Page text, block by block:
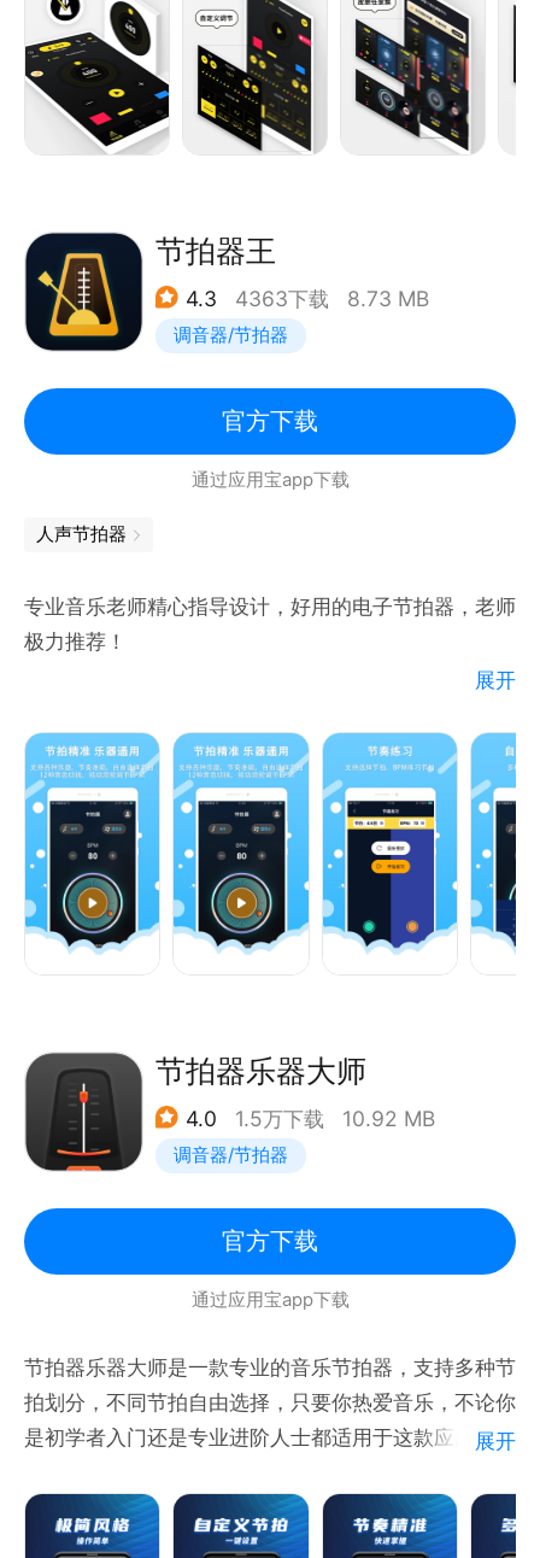
*支持多种不同的音色
*支持不同节奏可供选择
*支持录音保存节拍
*不同的速度和节奏供您选择
节拍器王
4.3 4363下载 8.73 MB
调音器/节拍器
官方下载
通过应用宝app下载
人声节拍器
专业音乐老师精心指导设计，好用的电子节拍器，老师
极力推荐！
提琴、二胡、笛子、架子鼓等乐器的打拍子练习软件。
适合音乐老师教学、音乐培训、歌手、唱歌练习、乐器
练习、音乐专业学习等。
*节拍器支持后台运行，支持手机锁屏运行。
*BPM支持转轮滑动和加减双重调节。
*支持多种节拍，支持12种音色选择。
*节奏练习，支持选择节拍、BPM练习节拍。
节拍器，专业音乐学习，练习节拍的好帮手！
展开
节拍器乐器大师
4.0 1.5万下载 10.92 MB
调音器/节拍器
官方下载
通过应用宝app下载
节拍器乐器大师是一款专业的音乐节拍器，支持多种节
拍划分，不同节拍自由选择，只要你热爱音乐，不论你
是初学者入门还是专业进阶人士都适用于这款应用。是
【产品特点】
展开